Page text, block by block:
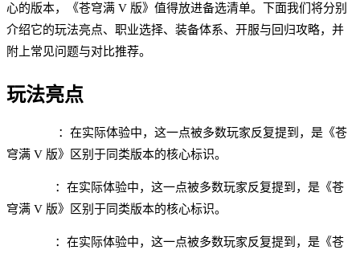
心的版本，《苍穹满 V 版》值得放进备选清单。下面我们将分别
介绍它的玩法亮点、职业选择、装备体系、开服与回归攻略，并
附上常见问题与对比推荐。
玩法亮点
：在实际体验中，这一点被多数玩家反复提到，是《苍
穹满 V 版》区别于同类版本的核心标识。
：在实际体验中，这一点被多数玩家反复提到，是《苍
穹满 V 版》区别于同类版本的核心标识。
：在实际体验中，这一点被多数玩家反复提到，是《苍